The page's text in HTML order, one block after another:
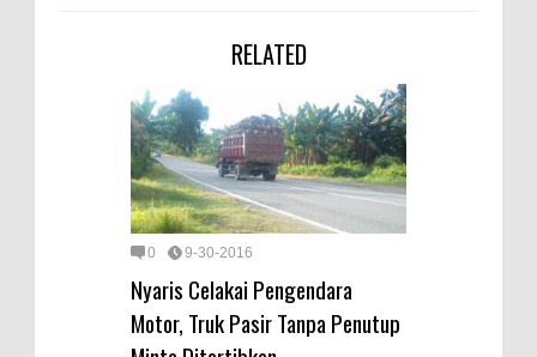
RELATED
0 9-30-2016
Nyaris Celakai Pengendara
Motor, Truk Pasir Tanpa Penutup